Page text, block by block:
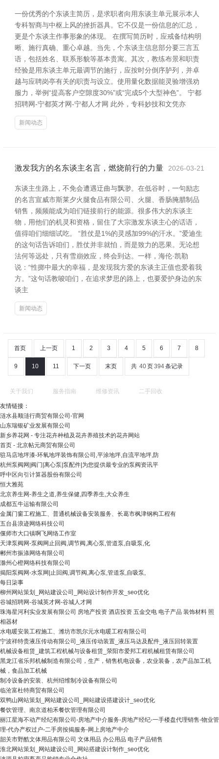
一份优秀的个东谈主简历，是求职者向用东谈主单元展示本人
专科智商与中枢上风的挫折器具。它不仅是一份信息的汇总，
更是个东谈主作事形象的体现。 在撰写简历时，应戒备结构明
晰、施行真确、重心卓越。当先，个东谈主信息部分要三言五
语，包括姓名、联系形貌等基本贵寓。其次，教练布景和职责
经验是用东谈主单元最调节的施行，应按时分倒序胪列，并卓
越与应聘岗亭有关的职责与设立。使用量化数据能灵验增强劝
服力，举例“提高客户空隙度30%”或“完成5个大型神色”。 宁都
招聘网-宁都英才网-宁都人才网 此外，专科妙技和文凭亦
新闻动态
激发我方的名东谈主名言，燃烧前行的力量 2026-03-21
东谈主生路上，不免会遭遇迂曲与飘渺。在低谷时，一句励志
的名言宣威市斯莱夕火腿食品有限公司、火腿、香肠腌腊制品
销售，频频能成为咱们链接前行的能源。很多伟大的东谈主
物，用他们的机灵和资格，留住了大宗激发东谈主心的话语，
值得咱们细细试吃。 “胜仗是1%的灵感加99%的汗水。”爱迪生
的这句话告诉咱们，胜仗并非就怕，而是致力的恶果。无论想
法何等远处，只有雪崩效应，终会到达。一样，海伦·凯勒
说：“性掷中最大的幸福，是发现我方爱的东谈主正值也爱着我
方。”这句话教唆咱们，在追求梦思的路上，也要爱护身边的东
谈主
新闻动态
首页 上一页 1 2 3 4 5 6 7 8
9 10 11 下一页 末页 共 40页394条记录
关于我们 服务指南 维修资讯 二手回收
友情链接：
涟水县顺涟行商贸有限公司-官网
山东瑞银矿业发展有限公司
新乡养花网 - 专注花卉种植及花卉养殖技术的花卉网站
首页 - 北京帖元商贸有限公司
驻马店地坪漆-环氧地坪装饰有限公司,平涂地坪,自流平地坪,防
杭州泵阀网|阀门|离心泵|泵配件|为您提供最专业的泵阀资讯平
呼中区向引计算器股份有限公司
恒大雅苑
北京养生网-养生之道,养生保健,四季养生,大众养生
成都五牛运输有限公司
金属门窗工程施工、普通机械设备安装服务、长葛市枫津钢构工程有
五台县浪迹网络科技公司
偃师市大口镇啊飞网络工作室
天津泵阀网-泵阀网止回阀,调节阀,离心泵,管道泵,自吸泵,化
郴州市振涤网络有限公司
滁州心橙网络科技有限公司
揭阳泵阀网-水泵网|止回阀,调节阀,离心泵,管道泵,自吸泵,
每日柒事
柳州网站策划_网站建设公司_网站设计制作开发_seo优化
谷城招聘网-谷城英才网-谷城人才网
珠海星河利实业发展有限公司 房地产投资 酒店投资 五金交电 电子产品 装饰材料 照
相器材
水电暖安装工程施工、潍坊市凯尔元水电暖工程有限公司
宁波祥特贵液压传动有限公司_液压传动装置_液压马达及配件_液压回转装置
机械设备租赁_建筑工程机械与设备租赁_荥阳市爱邦工程机械租赁有限公司
黑龙江省乐邦机械制造有限公司，生产，销售机电设备，农业装备，农产品加工机
械，食品加工机械
制冷设备的安装、杭州绍维制冷设备有限公司
临沧富杜特商贸有限公司
双鸭山网站策划_网站建设公司_网站建设搭建设计_seo优化
餐饮管理、南京道柏禾餐饮管理有限公司
丽江星海不动产经纪有限公司-房地产中介服务-房地产经纪-一手楼盘代理销售-物业管
理-代办产权过户-二手房按揭服务-网上房地产中介
韶关市野酷文体用品有限公司 文体用品 办公用品 电子产品销售
淮北网站策划_网站建设公司_网站搭建设计制作_seo优化